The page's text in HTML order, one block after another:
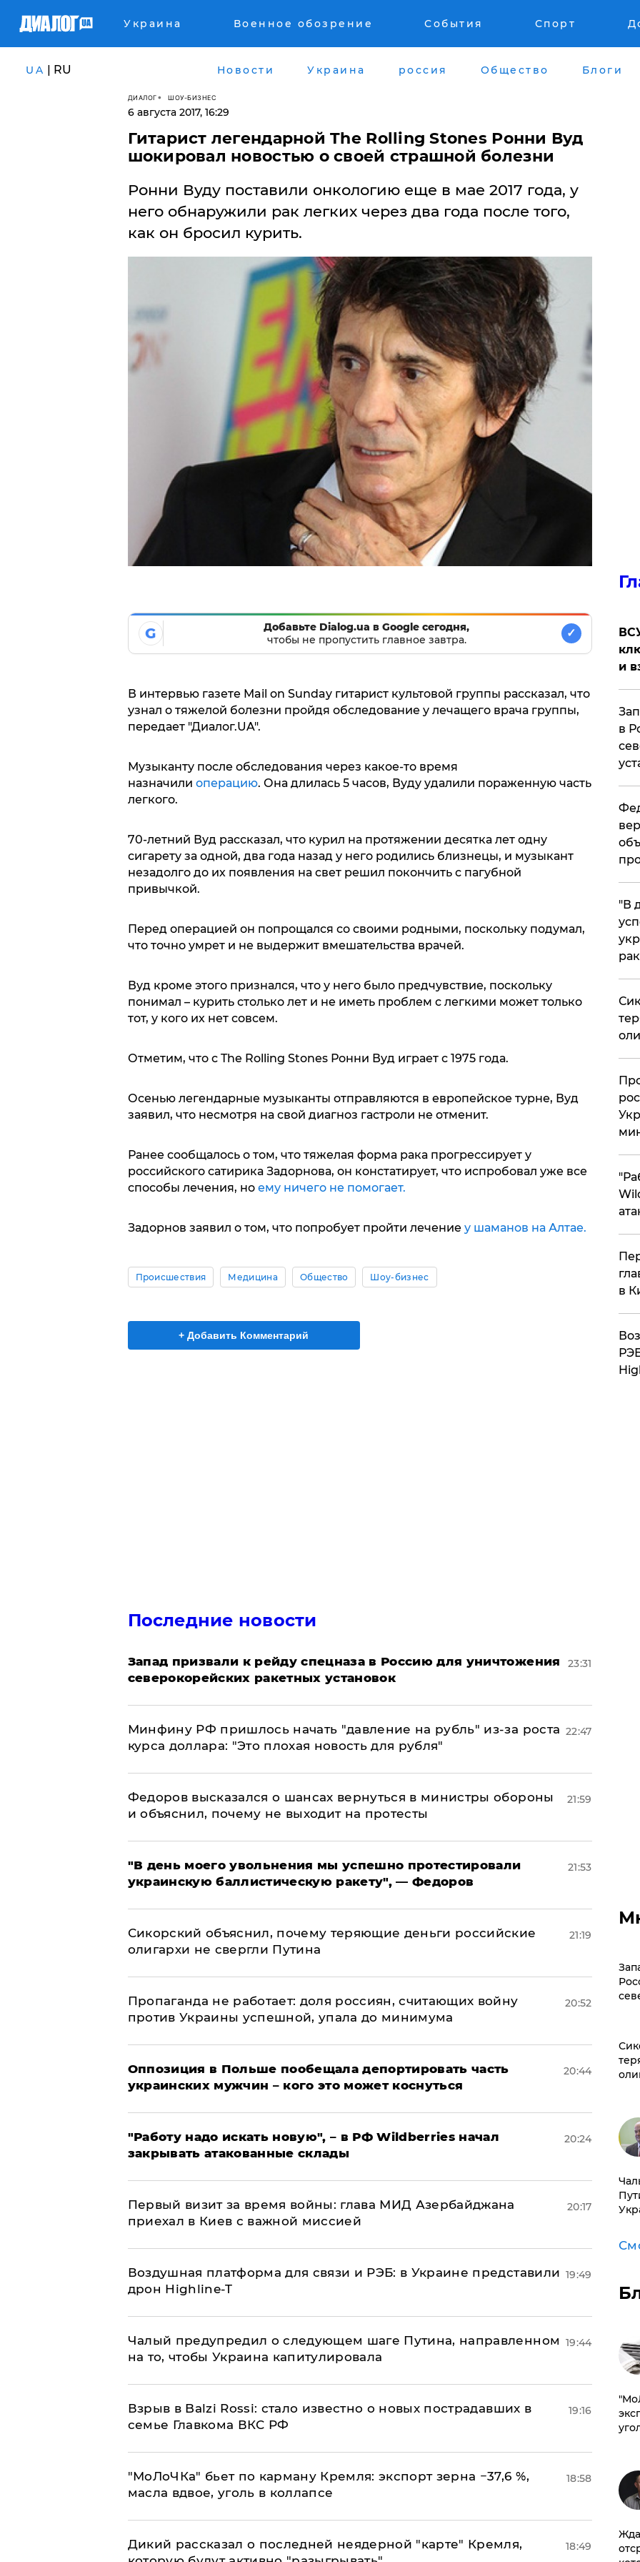
Украина Военное обозрение События Спорт
UA | RU Новости Украина россия Общество Блоги
ДИАЛОГ ШОУ-БИЗНЕС
6 августа 2017, 16:29
Гитарист легендарной The Rolling Stones Ронни Вуд
шокировал новостью о своей страшной болезни
Ронни Вуду поставили онкологию еще в мае 2017 года, у
него обнаружили рак легких через два года после того,
как он бросил курить.
G
Добавьте Dialog.ua в Google сегодня,
чтобы не пропустить главное завтра.
✓
В интервью газете Mail on Sunday гитарист культовой группы рассказал, что
узнал о тяжелой болезни пройдя обследование у лечащего врача группы,
передает "Диалог.UA".
Музыканту после обследования через какое-то время
назначили операцию. Она длилась 5 часов, Вуду удалили пораженную часть
легкого.
70-летний Вуд рассказал, что курил на протяжении десятка лет одну
сигарету за одной, два года назад у него родились близнецы, и музыкант
незадолго до их появления на свет решил покончить с пагубной
привычкой.
Перед операцией он попрощался со своими родными, поскольку подумал,
что точно умрет и не выдержит вмешательства врачей.
Вуд кроме этого признался, что у него было предчувствие, поскольку
понимал – курить столько лет и не иметь проблем с легкими может только
тот, у кого их нет совсем.
Отметим, что с The Rolling Stones Ронни Вуд играет с 1975 года.
Осенью легендарные музыканты отправляются в европейское турне, Вуд
заявил, что несмотря на свой диагноз гастроли не отменит.
Ранее сообщалось о том, что тяжелая форма рака прогрессирует у
российского сатирика Задорнова, он констатирует, что испробовал уже все
способы лечения, ноему ничего не помогает.
Задорнов заявил о том, что попробует пройти лечениеу шаманов на Алтае.
Происшествия Медицина Общество Шоу-бизнес
+ Добавить Комментарий
Последние новости
Запад призвали к рейду спецназа в Россию для уничтожения
северокорейских ракетных установок
23:31
Минфину РФ пришлось начать "давление на рубль" из-за роста
курса доллара: "Это плохая новость для рубля"
22:47
Федоров высказался о шансах вернуться в министры обороны
и объяснил, почему не выходит на протесты
21:59
​"В день моего увольнения мы успешно протестировали
украинскую баллистическую ракету", — Федоров
21:53
Сикорский объяснил, почему теряющие деньги российские
олигархи не свергли Путина
21:19
​Пропаганда не работает: доля россиян, считающих войну
против Украины успешной, упала до минимума
20:52
Оппозиция в Польше пообещала депортировать часть
украинских мужчин – кого это может коснуться
20:44
"Работу надо искать новую", – в РФ Wildberries начал
закрывать атакованные склады
20:24
Первый визит за время войны: глава МИД Азербайджана
приехал в Киев с важной миссией
20:17
Воздушная платформа для связи и РЭБ: в Украине представили
дрон Highline-T
19:49
Чалый предупредил о следующем шаге Путина, направленном
на то, чтобы Украина капитулировала
19:44
Взрыв в Balzi Rossi: стало известно о новых пострадавших в
семье Главкома ВКС РФ
19:16
​"МоЛоЧКа" бьет по карману Кремля: экспорт зерна −37,6 %,
масла вдвое, уголь в коллапсе
18:58
Дикий рассказал о последней неядерной "карте" Кремля,
18:49
и
в
​"В
в